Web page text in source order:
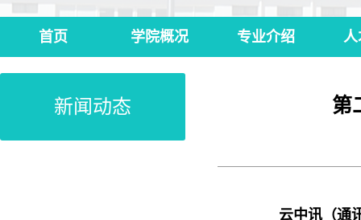
首页 学院概况 专业介绍 人
新闻动态 第
云中讯（通